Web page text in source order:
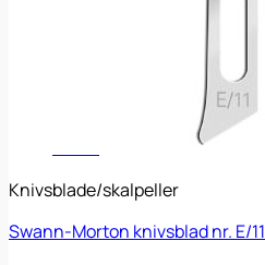
Knivsblade/skalpeller
Swann-Morton knivsblad nr. E/11